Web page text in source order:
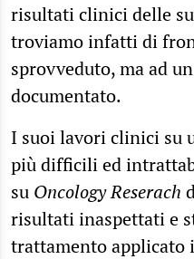
risultati clinici delle
troviamo infatti di
sprovveduto, ma ad
documentato.
I suoi lavori clinici su
più difficili ed
su Oncology Reserach
risultati inaspettati e
trattamento applicato